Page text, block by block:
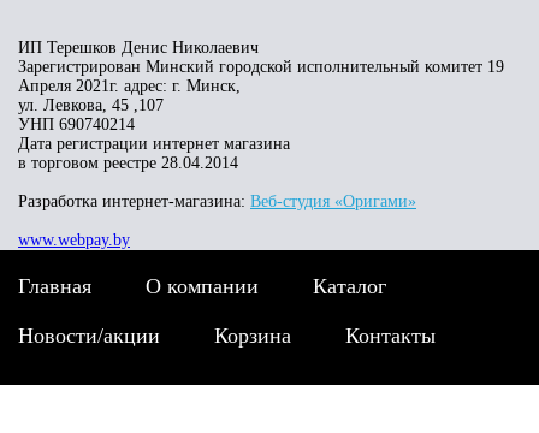
ИП Терешков Денис Николаевич
Зарегистрирован Минский городской исполнительный комитет 19
Апреля 2021г. адрес: г. Минск,
ул. Левкова, 45 ,107
УНП 690740214
Дата регистрации интернет магазина
в торговом реестре 28.04.2014
Разработка интернет-магазина: Веб-студия «Оригами»
www.webpay.by
Главная О компании Каталог
Новости/акции Корзина Контакты